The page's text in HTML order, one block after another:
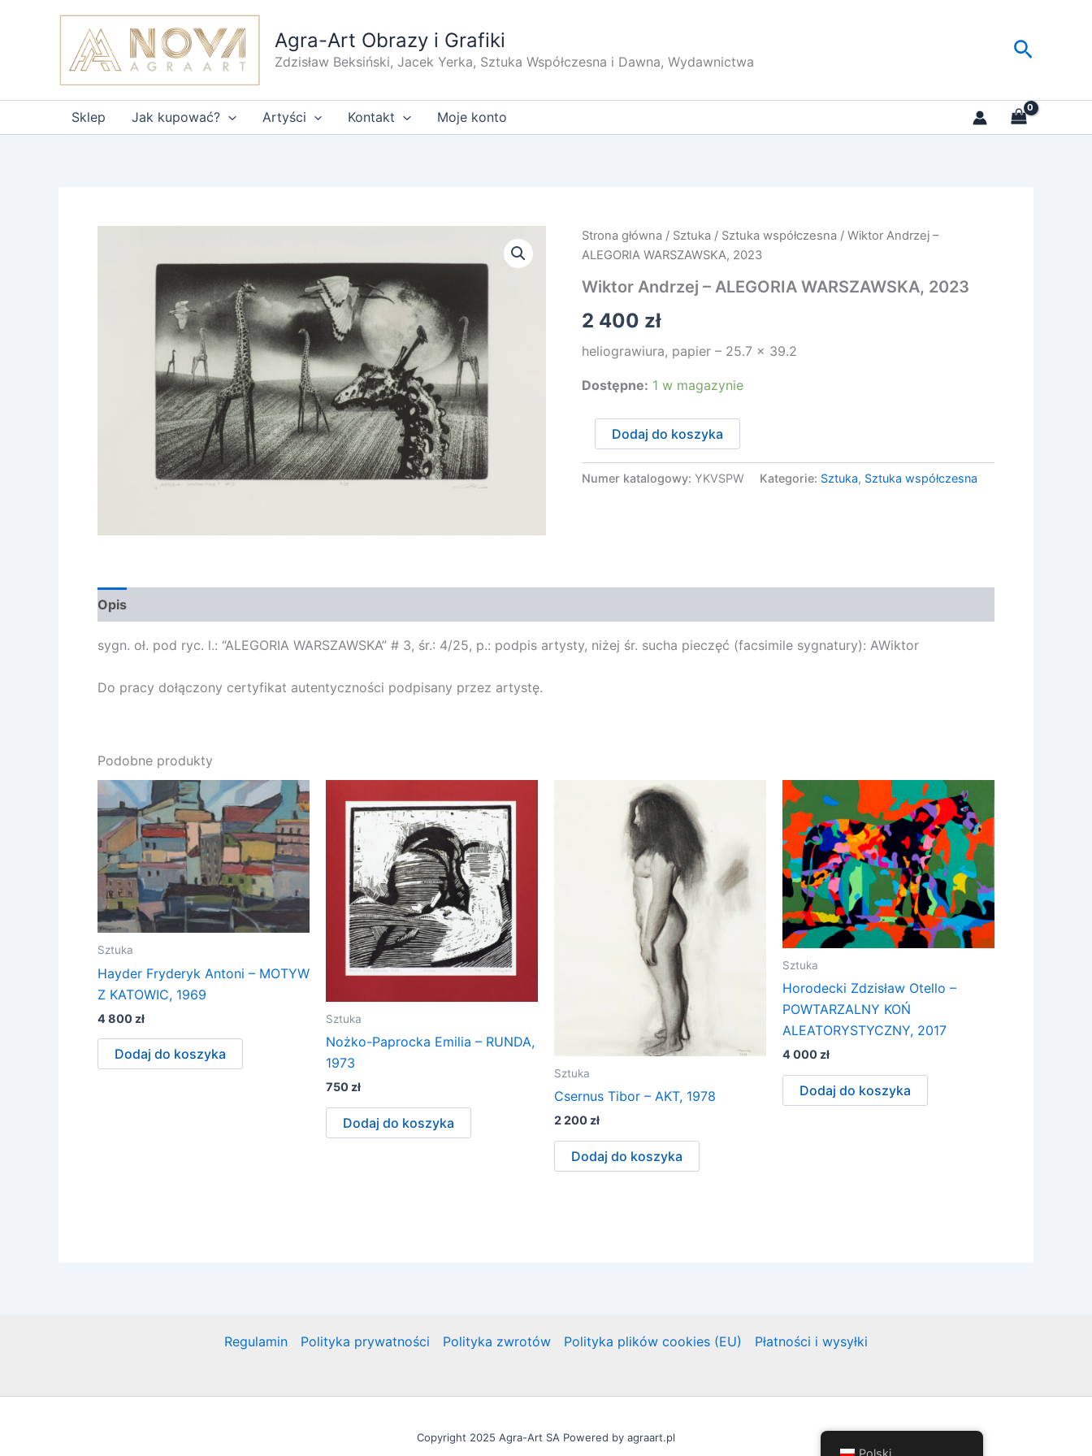
Agra-Art Obrazy i Grafiki
Zdzisław Beksiński, Jacek Yerka, Sztuka Współczesna i Dawna, Wydawnictwa
Szukaj
Sklep Jak kupować? Artyści Kontakt Moje konto
Strona główna / Sztuka / Sztuka współczesna / Wiktor Andrzej –
ALEGORIA WARSZAWSKA, 2023
Wiktor Andrzej – ALEGORIA WARSZAWSKA, 2023
2 400 zł
heliograwiura, papier – 25.7 x 39.2
Dostępne: 1 w magazynie
Wiktor
-
Dodaj do koszyka
Numer katalogowy:YKVSPW Kategorie: Sztuka, Sztuka współczesna
Opis
sygn. oł. pod ryc. l.: “ALEGORIA WARSZAWSKA” # 3, śr.: 4/25, p.: podpis artysty, niżej śr. sucha pieczęć (facsimile sygnatury): AWiktor
Do pracy dołączony certyfikat autentyczności podpisany przez artystę.
Podobne produkty
Sztuka
Hayder Fryderyk Antoni – MOTYW
Z KATOWIC, 1969
4 800 zł
Dodaj do koszyka
Sztuka
Nożko-Paprocka Emilia – RUNDA,
1973
750zł
Dodaj do koszyka
Sztuka
Csernus Tibor – AKT, 1978
2 200zł
Dodaj do koszyka
Sztuka
Horodecki Zdzisław Otello –
POWTARZALNY KOŃ
ALEATORYSTYCZNY, 2017
4 000 zł
Dodaj do koszyka
Regulamin Polityka prywatności Polityka zwrotów Polityka plików cookies (EU) Płatności i wysyłki
Copyright 2025 Agra-Art SA Powered by agraart.pl
Polski